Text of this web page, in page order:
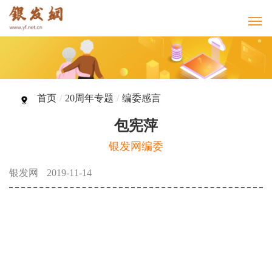
首页 / 20周年专题 / 编委感言
包宪萍
银发网编委
银发网 2019-11-14